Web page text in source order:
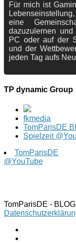
Für mich ist
eine
dazuzulernen
PC oder auf der
und der
jeden Tag aufs
TP dynamic Group
fkmedia
TomParisDE
Spielzeit
TomParisDE
@YouTube
TomParisDE -